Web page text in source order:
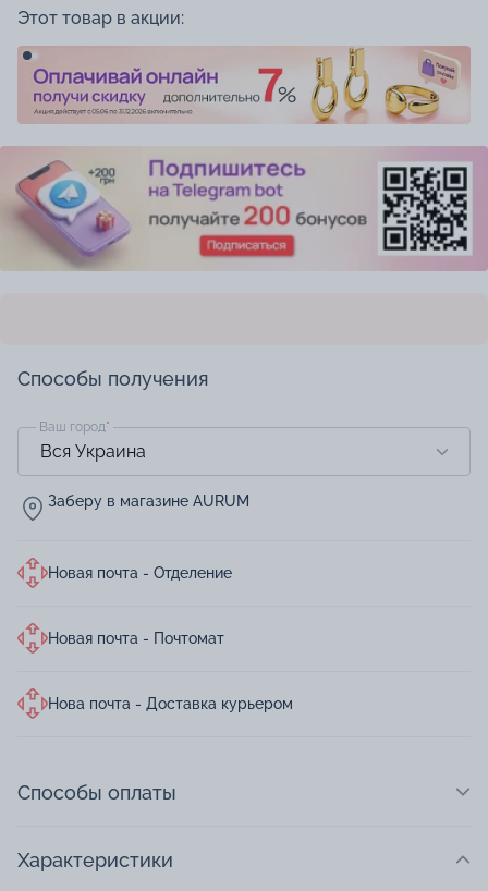
Этот товар в акции:
Способы получения
Ваш город*
Заберу в магазине AURUM
Новая почта - Отделение
Новая почта - Почтомат
Нова почта - Доставка курьером
Способы оплаты
Характеристики